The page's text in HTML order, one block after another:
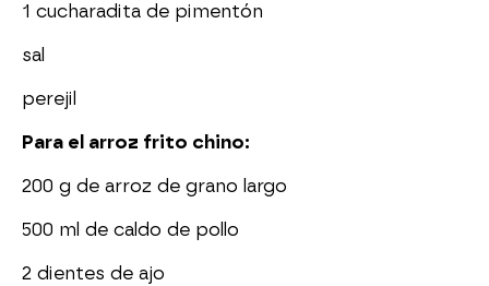
1 cucharadita de pimentón
sal
perejil
Para el arroz frito chino:
200 g de arroz de grano largo
500 ml de caldo de pollo
2 dientes de ajo